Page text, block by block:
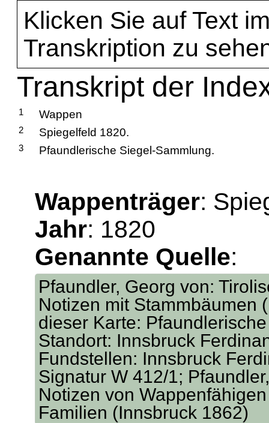
Klicken Sie auf Text
Transkription zu
Transkript der
1 Wappen
2 Spiegelfeld 1820.
3 Pfaundlerische Siegel-Sammlung.
Wappenträger:
Jahr: 1820
Genannte Quelle:
Pfaundler, Georg von:
Notizen mit Stammbäumen
dieser Karte:
Standort: Innsbruck
Fundstellen: Innsbruck
Signatur W 412/1;
Notizen von
Familien (Innsbruck 1862)